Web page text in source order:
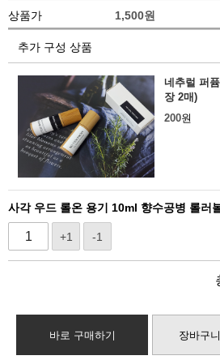
상품가 1,500원
추가 구성 상품
네추럴 퍼
장 2매)
200원
사각 우드 롤온 용기 10ml 향수공병 롤러
+1 -1
바로 구매하기 장바구니